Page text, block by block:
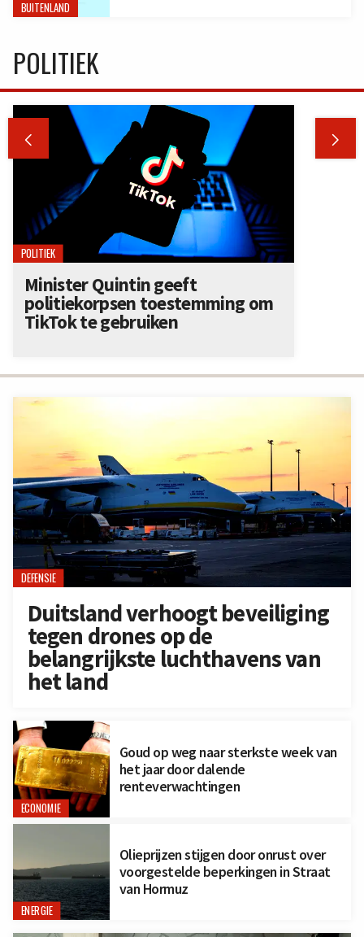
BUITENLAND
DEFENSIE
Duitsland verhoogt beveiliging
tegen drones op de
belangrijkste luchthavens van
het land
ECONOMIE
Goud op weg naar sterkste week van
het jaar door dalende
renteverwachtingen
ENERGIE
Olieprijzen stijgen door onrust over
voorgestelde beperkingen in Straat
van Hormuz
POLITIEK
 
POLITIEK
Minister Quintin geeft
politiekorpsen toestemming om
TikTok te gebruiken